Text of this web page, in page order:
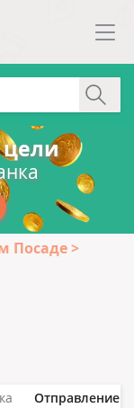
Посаде
Отправление